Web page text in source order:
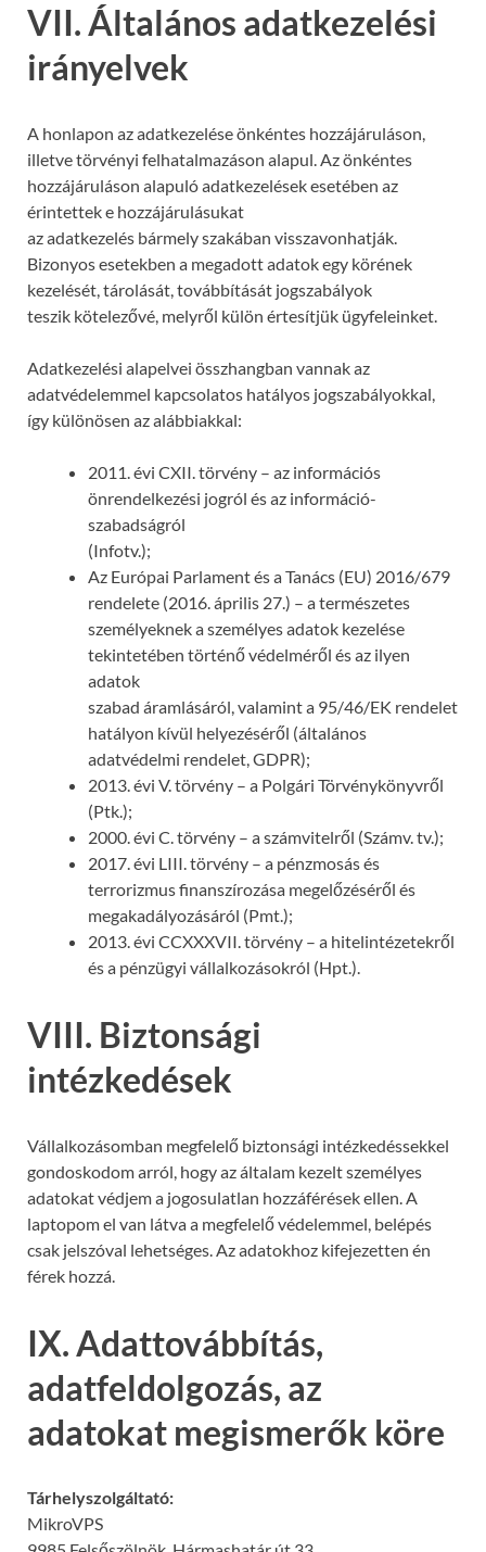
VII. Általános adatkezelési
irányelvek
A honlapon az adatkezelése önkéntes hozzájáruláson,
illetve törvényi felhatalmazáson alapul. Az önkéntes
hozzájáruláson alapuló adatkezelések esetében az
érintettek e hozzájárulásukat
az adatkezelés bármely szakában visszavonhatják.
Bizonyos esetekben a megadott adatok egy körének
kezelését, tárolását, továbbítását jogszabályok
teszik kötelezővé, melyről külön értesítjük ügyfeleinket.
Adatkezelési alapelvei összhangban vannak az
adatvédelemmel kapcsolatos hatályos jogszabályokkal,
így különösen az alábbiakkal:
2011. évi CXII. törvény – az információs
önrendelkezési jogról és az információ-
szabadságról
(Infotv.);
Az Európai Parlament és a Tanács (EU) 2016/679
rendelete (2016. április 27.) – a természetes
személyeknek a személyes adatok kezelése
tekintetében történő védelméről és az ilyen
adatok
szabad áramlásáról, valamint a 95/46/EK rendelet
hatályon kívül helyezéséről (általános
adatvédelmi rendelet, GDPR);
2013. évi V. törvény – a Polgári Törvénykönyvről
(Ptk.);
2000. évi C. törvény – a számvitelről (Számv. tv.);
2017. évi LIII. törvény – a pénzmosás és
terrorizmus finanszírozása megelőzéséről és
megakadályozásáról (Pmt.);
2013. évi CCXXXVII. törvény – a hitelintézetekről
és a pénzügyi vállalkozásokról (Hpt.).
VIII. Biztonsági
intézkedések
Vállalkozásomban megfelelő biztonsági intézkedéssekkel
gondoskodom arról, hogy az általam kezelt személyes
adatokat védjem a jogosulatlan hozzáférések ellen. A
laptopom el van látva a megfelelő védelemmel, belépés
csak jelszóval lehetséges. Az adatokhoz kifejezetten én
férek hozzá.
IX. Adattovábbítás,
adatfeldolgozás, az
adatokat megismerők köre
Tárhelyszolgáltató:
MikroVPS